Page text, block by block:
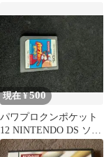
現在 ¥500
パワプロクンポケット
12 NINTENDO DS ソフ
ト